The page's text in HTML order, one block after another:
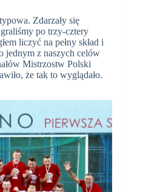
Zdarzały się
po trzy-cztery
liczyć na pełny skład i
jednym z naszych celów
Mistrzostw Polski
że tak to wyglądało.